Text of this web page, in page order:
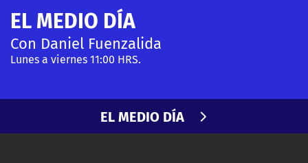
TVN VERTICAL
TVN PLAY
EL MEDIO DÍA
Con Daniel Fuenzalida
Lunes a viernes 11:00 HRS.
EL MEDIO DÍA